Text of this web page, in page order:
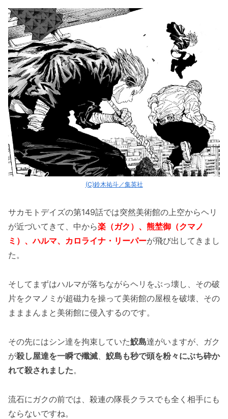
(C)鈴木祐斗／集英社
サカモトデイズの第149話では突然美術館の上空からヘリ
が近づいてきて、中から楽（ガク）、熊埜御（クマノ
ミ）、ハルマ、カロライナ・リーパーが飛び出してきまし
た。
そしてまずはハルマが落ちながらヘリをぶっ壊し、その破
片をクマノミが超磁力を操って美術館の屋根を破壊、その
まままんまと美術館に侵入するのです。
その先にはシン達を拘束していた鮫島達がいますが、ガク
が殺し屋達を一瞬で殲滅、 鮫島も秒で頭を粉々にぶち砕か
れて殺されました。
流石にガクの前では、殺連の隊長クラスでも全く相手にも
ならないですね。